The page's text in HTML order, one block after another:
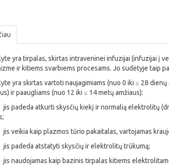
yra tirpalas, skirtas intraveninei infuzijai (infuzijai į
ir kitiems svarbiems procesams. Jo sudėtyje taip
yra skirtas vartoti naujagimiams (nuo 0 iki ≤ 28
ir paaugliams (nuo 12 iki ≤ 14 metų amžiaus):
atkurti skysčių kiekį ir normalią elektrolitų
kaip plazmos tūrio pakaitalas, vartojamas
atstatyti skysčių ir elektrolitų trūkumą;
kaip bazinis tirpalas kitiems